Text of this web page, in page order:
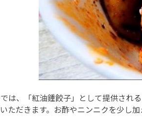
は、「紅油鍾餃子」として提供され
ただきます。お酢やニンニクを少し